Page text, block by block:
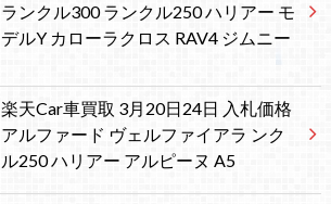
ランクル300 ランクル250 ハリアー モ
デルY カローラクロス RAV4 ジムニー
楽天Car車買取 3月20日24日 入札価格
アルファード ヴェルファイアラ ンク
ル250 ハリアー アルピーヌ A5